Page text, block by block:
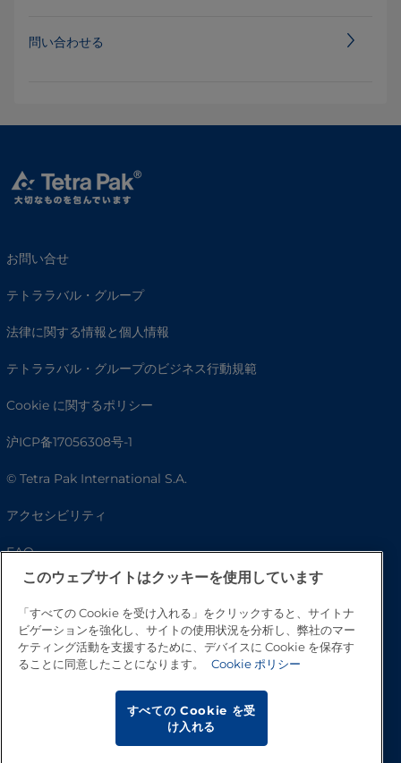
問い合わせる
お問い合せ
テトララバル・グループ
法律に関する情報と個人情報
テトララバル・グループのビジネス行動規範
Cookie に関するポリシー
沪ICP备17056308号-1
© Tetra Pak International S.A.
アクセシビリティ
FAQ
このウェブサイトはクッキーを使用しています
「すべての Cookie を受け入れる」をクリックすると、サイトナ
ビゲーションを強化し、サイトの使用状況を分析し、弊社のマー
ケティング活動を支援するために、デバイスに Cookie を保存す
ることに同意したことになります。
Cookie ポリシー
すべての Cookie を受
け入れる